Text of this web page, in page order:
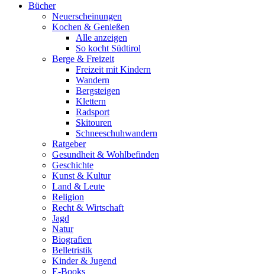
Bücher
Neuerscheinungen
Kochen & Genießen
Alle anzeigen
So kocht Südtirol
Berge & Freizeit
Freizeit mit Kindern
Wandern
Bergsteigen
Klettern
Radsport
Skitouren
Schneeschuhwandern
Ratgeber
Gesundheit & Wohlbefinden
Geschichte
Kunst & Kultur
Land & Leute
Religion
Recht & Wirtschaft
Jagd
Natur
Biografien
Belletristik
Kinder & Jugend
E-Books